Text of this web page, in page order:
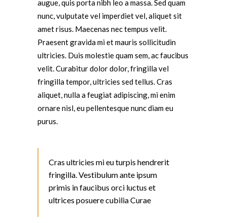
augue, quis porta nibh leo a massa. Sed quam
nunc, vulputate vel imperdiet vel, aliquet sit
amet risus. Maecenas nec tempus velit.
Praesent gravida mi et mauris sollicitudin
ultricies. Duis molestie quam sem, ac faucibus
velit. Curabitur dolor dolor, fringilla vel
fringilla tempor, ultricies sed tellus. Cras
aliquet, nulla a feugiat adipiscing, mi enim
ornare nisl, eu pellentesque nunc diam eu
purus.
Cras ultricies mi eu turpis hendrerit
fringilla. Vestibulum ante ipsum
primis in faucibus orci luctus et
ultrices posuere cubilia Curae